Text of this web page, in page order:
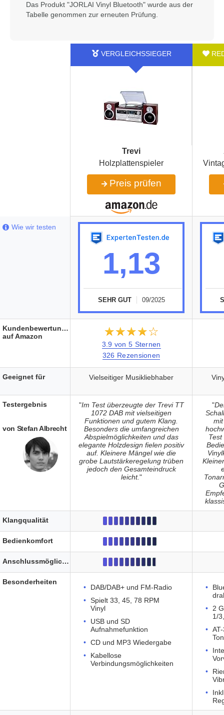
Das Produkt "JORLAI Vinyl Bluetooth" wurde aus der
Tabelle genommen zur erneuten Prüfung.
Trevi
Holzplattenspieler
Preis prüfen
1,13
SEHR GUT 09/2025
★★★★★
☆☆☆☆☆
3.9 von 5 Sternen
326 Rezensionen
Vielseitiger Musikliebhaber
"Im Test überzeugte der Trevi TT
1072 DAB mit vielseitigen
Funktionen und gutem Klang.
Besonders die umfangreichen
Abspielmöglichkeiten und das
elegante Holzdesign fielen positiv
auf. Kleinere Mängel wie die
grobe Lautstärkeregelung trüben
jedoch den Gesamteindruck
leicht."
"
DAB/DAB+ und FM-Radio
Spielt 33, 45, 78 RPM
Vinyl
USB und SD
Aufnahmefunktion
CD und MP3 Wiedergabe
Kabellose
Verbindungsmöglichkeiten
2
1/
Wie wir testen
Kundenbewertungen
auf Amazon
Geeignet für
Testergebnis
von Stefan Albrecht
Klangqualität
Bedienkomfort
Anschlussmöglichkeiten
Besonderheiten